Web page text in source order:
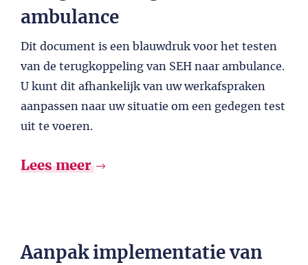
ambulance
Dit document is een blauwdruk voor het testen
van de terugkoppeling van SEH naar ambulance.
U kunt dit afhankelijk van uw werkafspraken
aanpassen naar uw situatie om een gedegen test
uit te voeren.
Lees meer
Aanpak implementatie van